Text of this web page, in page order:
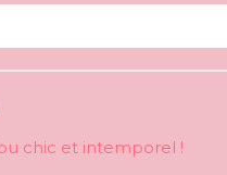
chic et intemporel !